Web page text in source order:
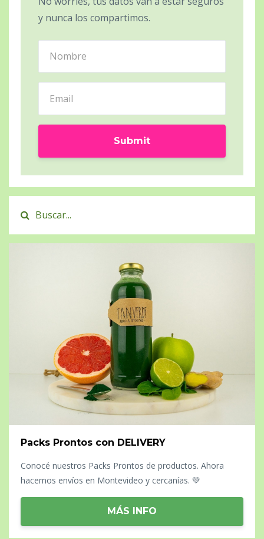
y nunca los compartimos.
Submit
Packs Prontos con DELIVERY
Conocé nuestros Packs Prontos de productos. Ahora
hacemos envíos en Montevideo y cercanías. 💚
MÁS INFO